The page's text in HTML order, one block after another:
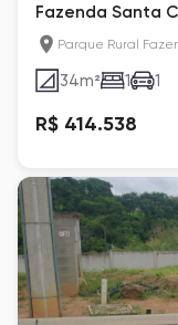
Fazenda Santa
Parque Rural
34m² 1 1
R$ 414.538